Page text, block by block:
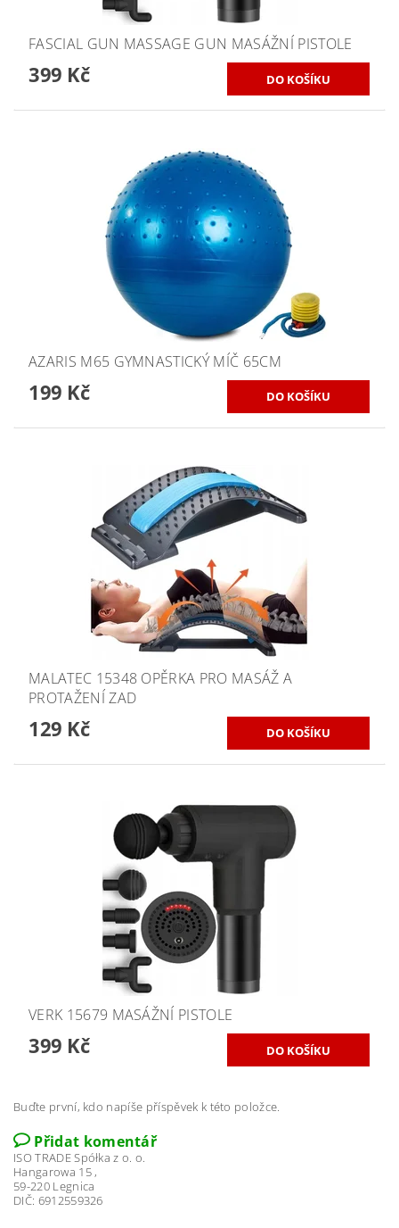
FASCIAL GUN MASSAGE GUN MASÁŽNÍ PISTOLE
399 Kč
AZARIS M65 GYMNASTICKÝ MÍČ 65CM
199 Kč
MALATEC 15348 OPĚRKA PRO MASÁŽ A
PROTAŽENÍ ZAD
129 Kč
VERK 15679 MASÁŽNÍ PISTOLE
399 Kč
Buďte první, kdo napíše příspěvek k této položce.
Přidat komentář
ISO TRADE Spółka z o. o.
Hangarowa 15 ,
59-220 Legnica
DIČ: 6912559326